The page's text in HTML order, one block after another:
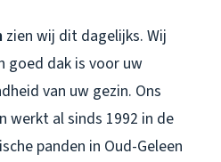
zien wij dit dagelijks. Wij
goed dak is voor uw
van uw gezin. Ons
werkt al sinds 1992 in de
panden in Oud-Geleen